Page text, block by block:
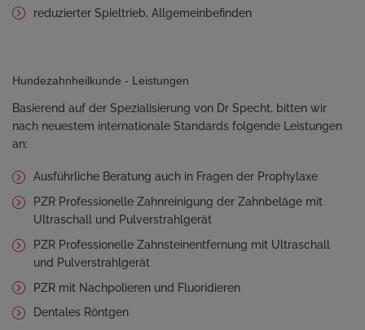
reduzierter Spieltrieb, Allgemeinbefinden
Hundezahnheilkunde - Leistungen
Basierend auf der Spezialisierung von Dr Specht, bitten wir
nach neuestem internationale Standards folgende Leistungen
an:
Ausführliche Beratung auch in Fragen der Prophylaxe
PZR Professionelle Zahnreinigung der Zahnbeläge mit
Ultraschall und Pulverstrahlgerät
PZR Professionelle Zahnsteinentfernung mit Ultraschall
und Pulverstrahlgerät
PZR mit Nachpolieren und Fluoridieren
Dentales Röntgen